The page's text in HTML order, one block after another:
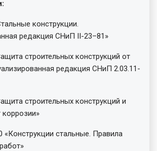
конструкции.
редакция СНиП II-23–81»
строительных конструкций от
редакция СНиП 2.03.11-
строительных конструкций и
«Конструкции стальные. Правила